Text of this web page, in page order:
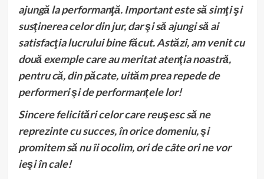
ajungă la performanţă. Important este să simţi şi
susţinerea celor din jur, dar şi să ajungi să ai
satisfacţia lucrului bine făcut. Astăzi, am venit cu
două exemple care au meritat atenţia noastră,
pentru că, din păcate, uităm prea repede de
performeri şi de performanţele lor!
Sincere felicitări celor care reuşesc să ne
reprezinte cu succes, în orice domeniu, şi
promitem să nu îi ocolim, ori de câte ori ne vor
ieşi în cale!